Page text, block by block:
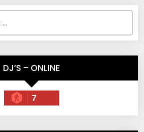
DJ’S – ONLINE
7